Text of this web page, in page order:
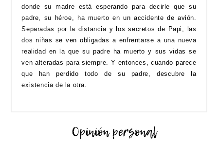
donde su madre está esperando para decirle que su
padre, su héroe, ha muerto en un accidente de avión.
Separadas por la distancia y los secretos de Papi, las
dos niñas se ven obligadas a enfrentarse a una nueva
realidad en la que su padre ha muerto y sus vidas se
ven alteradas para siempre. Y entonces, cuando parece
que han perdido todo de su padre, descubre la
existencia de la otra.